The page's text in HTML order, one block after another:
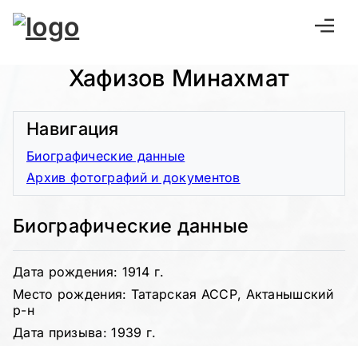
Хафизов Минахмат
Биографические данные
Дата рождения: 1914 г.
Место рождения: Татарская АССР, Актанышский
р-н
Дата призыва: 1939 г.
Навигация
Биографические данные
Архив фотографий и документов